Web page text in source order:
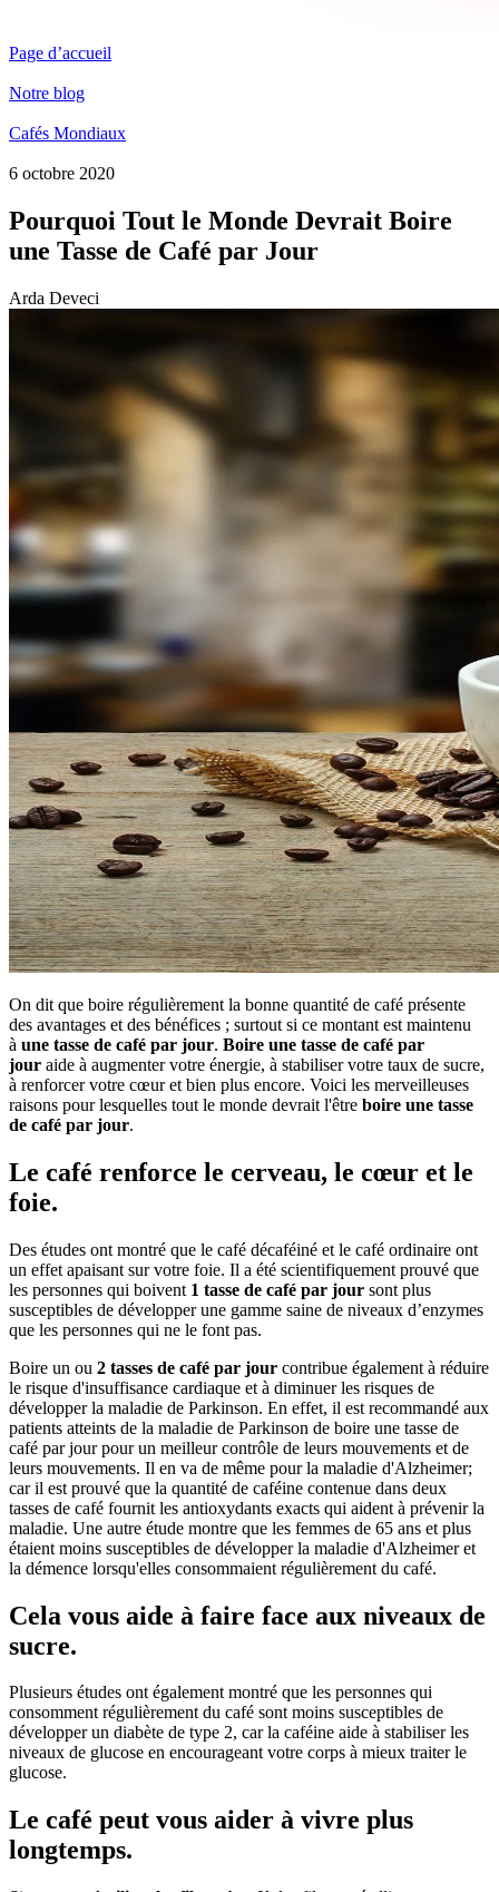
Page d’accueil
Notre blog
Cafés Mondiaux
6 octobre 2020
Pourquoi Tout le Monde Devrait Boire
une Tasse de Café par Jour
Arda Deveci
On dit que boire régulièrement la bonne quantité de café présente
des avantages et des bénéfices ; surtout si ce montant est maintenu
à une tasse de café par jour. Boire une tasse de café par
jour aide à augmenter votre énergie, à stabiliser votre taux de sucre,
à renforcer votre cœur et bien plus encore. Voici les merveilleuses
raisons pour lesquelles tout le monde devrait l'être boire une tasse
de café par jour.
Le café renforce le cerveau, le cœur et le
foie.
Des études ont montré que le café décaféiné et le café ordinaire ont
un effet apaisant sur votre foie. Il a été scientifiquement prouvé que
les personnes qui boivent 1 tasse de café par jour sont plus
susceptibles de développer une gamme saine de niveaux d’enzymes
que les personnes qui ne le font pas.
Boire un ou 2 tasses de café par jour contribue également à réduire
le risque d'insuffisance cardiaque et à diminuer les risques de
développer la maladie de Parkinson. En effet, il est recommandé aux
patients atteints de la maladie de Parkinson de boire une tasse de
café par jour pour un meilleur contrôle de leurs mouvements et de
leurs mouvements. Il en va de même pour la maladie d'Alzheimer;
car il est prouvé que la quantité de caféine contenue dans deux
tasses de café fournit les antioxydants exacts qui aident à prévenir la
maladie. Une autre étude montre que les femmes de 65 ans et plus
étaient moins susceptibles de développer la maladie d'Alzheimer et
la démence lorsqu'elles consommaient régulièrement du café.
Cela vous aide à faire face aux niveaux de
sucre.
Plusieurs études ont également montré que les personnes qui
consomment régulièrement du café sont moins susceptibles de
développer un diabète de type 2, car la caféine aide à stabiliser les
niveaux de glucose en encourageant votre corps à mieux traiter le
glucose.
Le café peut vous aider à vivre plus
longtemps.